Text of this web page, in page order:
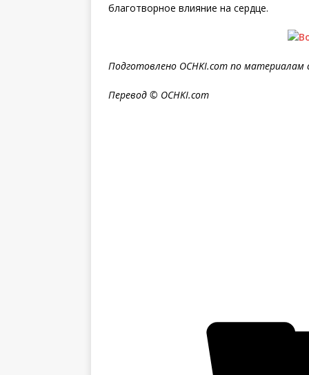
благотворное влияние на сердце.
Подготовлено OCHKI.com по материалам
Перевод © OCHKI.com